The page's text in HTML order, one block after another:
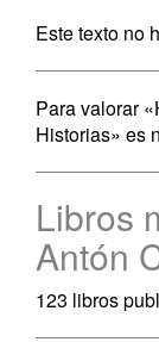
Este texto no
Para valorar
Historias» es
Libros
Antón
123 libros